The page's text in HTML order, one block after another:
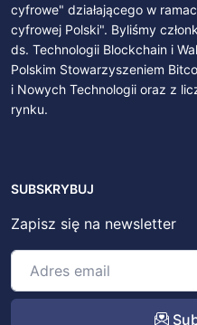
cyfrowe" działającego w
cyfrowej Polski". Byliśmy
ds. Technologii Blockchain i
Polskim Stowarzyszeniem
i Nowych Technologii oraz z
rynku.
SUBSKRYBUJ
Zapisz się na newsletter